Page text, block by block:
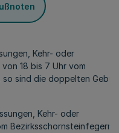
Kehr- oder
18 bis 7 Uhr vom
sind die doppelten
Kehr- oder